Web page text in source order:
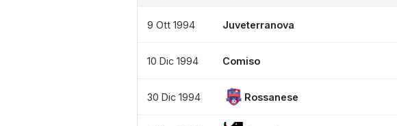
9 Ott 1994 Juveterranova
10 Dic 1994 Comiso
30 Dic 1994 Rossanese